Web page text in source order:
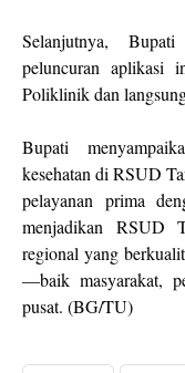
Selanjutnya,
peluncuran aplikasi
Poliklinik dan
Bupati
kesehatan di RSUD
pelayanan prima
menjadikan RSUD
regional yang
—baik masyarakat,
pusat. (BG/TU)